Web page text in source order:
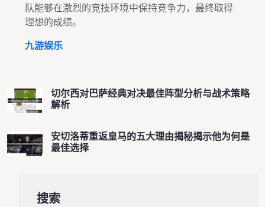
队能够在激烈的竞技环境中保持竞争力，最终取得
理想的成绩。
九游娱乐
切尔西对巴萨经典对决最佳阵型分析与战术策略
解析
安切洛蒂重返皇马的五大理由揭秘揭示他为何是
最佳选择
搜索